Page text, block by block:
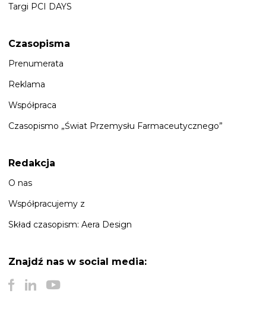
Targi PCI DAYS
Czasopisma
Prenumerata
Reklama
Współpraca
Czasopismo „Świat Przemysłu Farmaceutycznego”
Redakcja
O nas
Współpracujemy z
Skład czasopism: Aera Design
Znajdź nas w social media: